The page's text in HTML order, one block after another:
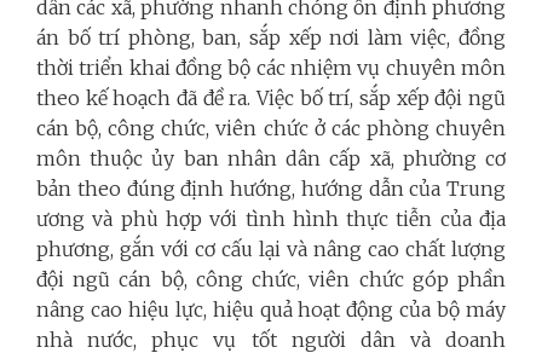
dân các xã, phường nhanh chóng ổn định phương
án bố trí phòng, ban, sắp xếp nơi làm việc, đồng
thời triển khai đồng bộ các nhiệm vụ chuyên môn
theo kế hoạch đã đề ra. Việc bố trí, sắp xếp đội ngũ
cán bộ, công chức, viên chức ở các phòng chuyên
môn thuộc ủy ban nhân dân cấp xã, phường cơ
bản theo đúng định hướng, hướng dẫn của Trung
ương và phù hợp với tình hình thực tiễn của địa
phương, gắn với cơ cấu lại và nâng cao chất lượng
đội ngũ cán bộ, công chức, viên chức góp phần
nâng cao hiệu lực, hiệu quả hoạt động của bộ máy
nhà nước, phục vụ tốt người dân và doanh